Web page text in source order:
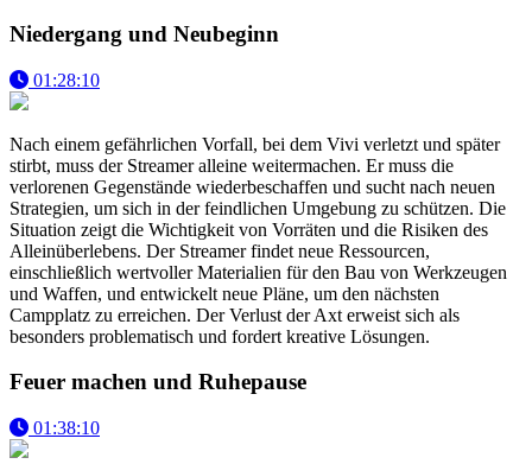
Niedergang und Neubeginn
01:28:10
Nach einem gefährlichen Vorfall, bei dem Vivi verletzt und später
stirbt, muss der Streamer alleine weitermachen. Er muss die
verlorenen Gegenstände wiederbeschaffen und sucht nach neuen
Strategien, um sich in der feindlichen Umgebung zu schützen. Die
Situation zeigt die Wichtigkeit von Vorräten und die Risiken des
Alleinüberlebens. Der Streamer findet neue Ressourcen,
einschließlich wertvoller Materialien für den Bau von Werkzeugen
und Waffen, und entwickelt neue Pläne, um den nächsten
Campplatz zu erreichen. Der Verlust der Axt erweist sich als
besonders problematisch und fordert kreative Lösungen.
Feuer machen und Ruhepause
01:38:10